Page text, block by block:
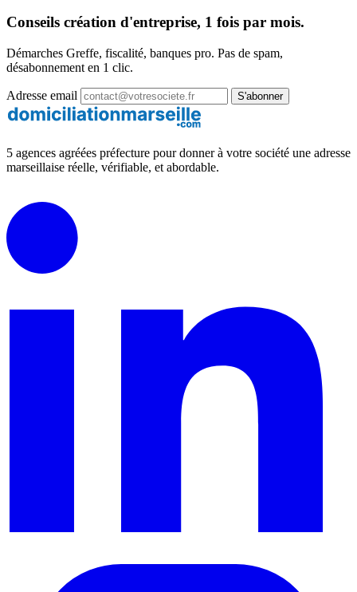
Conseils création d'entreprise, 1 fois par mois.
Démarches Greffe, fiscalité, banques pro. Pas de spam,
désabonnement en 1 clic.
Adresse email S'abonner
5 agences agréées préfecture pour donner à votre société une adresse
marseillaise réelle, vérifiable, et abordable.